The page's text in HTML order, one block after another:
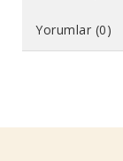
Yorumlar (0)